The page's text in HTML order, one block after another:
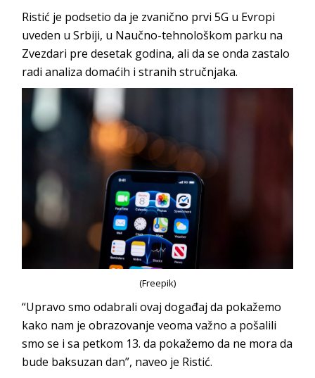
Ristić je podsetio da je zvanično prvi 5G u Evropi
uveden u Srbiji, u Naučno-tehnološkom parku na
Zvezdari pre desetak godina, ali da se onda zastalo
radi analiza domaćih i stranih stručnjaka.
(Freepik)
“Upravo smo odabrali ovaj događaj da pokažemo
kako nam je obrazovanje veoma važno a pošalili
smo se i sa petkom 13. da pokažemo da ne mora da
bude baksuzan dan”, naveo je Ristić.